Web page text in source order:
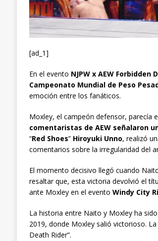
[ad_1]
En el evento NJPW x AEW Forbidden
Campeonato Mundial de Peso
emoción entre los fanáticos.
Moxley, el campeón defensor, parecía
comentaristas de AEW señalaron
“Red Shoes” Hiroyuki Unno, realizó
comentarios sobre la irregularidad del
El momento decisivo llegó cuando
resaltar que, esta victoria devolvió el
ante Moxley en el evento Windy City
La historia entre Naito y Moxley ha
2019, donde Moxley salió victorioso.
Death Rider”.